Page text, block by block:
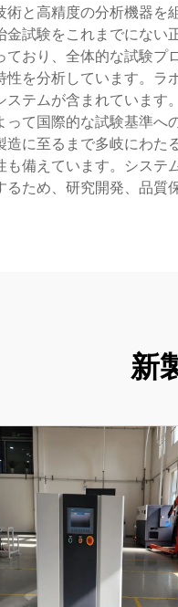
と高精度の分析機器
試験をこれまでにない
おり、全体的な試験
を分析しています。
テムが含まれていま
て国際的な試験基準
に至るまで多岐にわ
備えています。シス
るため、研究開発、品質
新